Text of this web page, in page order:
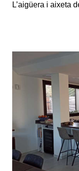
L’aigüera i aixeta